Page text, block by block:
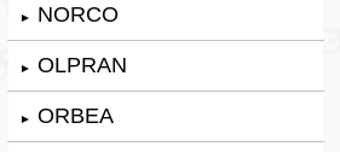
► NORCO
► OLPRAN
► ORBEA